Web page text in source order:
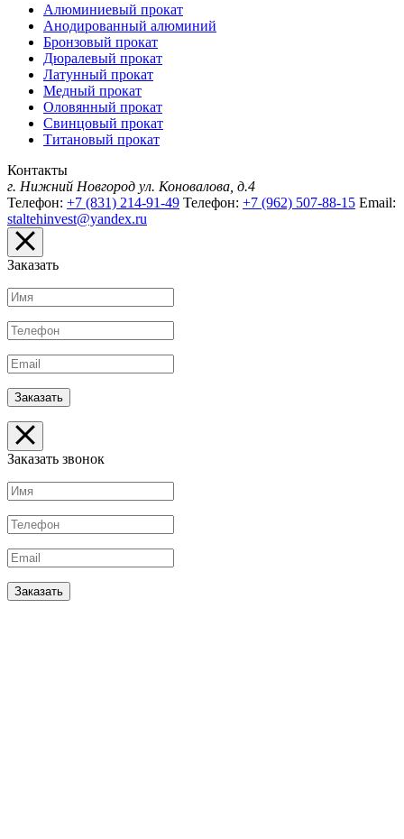
Алюминиевый прокат
Анодированный алюминий
Бронзовый прокат
Дюралевый прокат
Латунный прокат
Медный прокат
Оловянный прокат
Свинцовый прокат
Титановый прокат
Контакты
г. Нижний Новгород ул. Коновалова, д.4
Телефон: +7 (831) 214-91-49 Телефон: +7 (962) 507-88-15 Email:
staltehinvest@yandex.ru
Заказать
Заказать звонок